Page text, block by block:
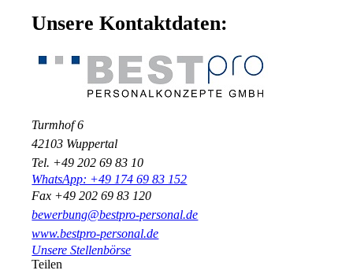
Unsere Kontaktdaten:
Turmhof 6
42103 Wuppertal
Tel. +49 202 69 83 10
WhatsApp: +49 174 69 83 152
Fax +49 202 69 83 120
bewerbung@bestpro-personal.de
www.bestpro-personal.de
Unsere Stellenbörse
Teilen